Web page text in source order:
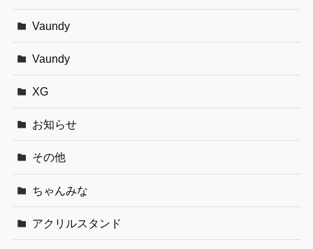
Vaundy
Vaundy
XG
お知らせ
その他
ちゃんみな
アクリルスタンド